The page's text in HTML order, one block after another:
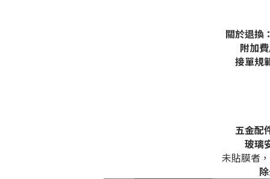
關於退換
附加
接單規
五金配
玻璃
未貼膜者